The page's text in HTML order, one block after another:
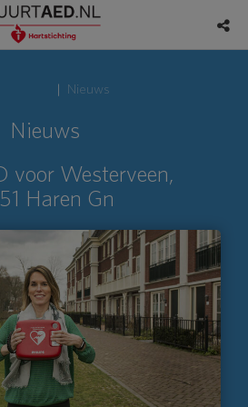
Nieuws
Nieuws
voor Westerveen,
Haren Gn